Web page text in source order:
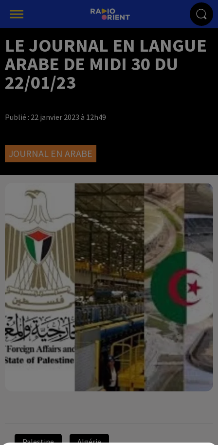
LE JOURNAL EN LANGUE
ARABE DE MIDI 30 DU
22/01/23
Publié : 22 janvier 2023 à 12h49
JOURNAL EN ARABE
Palestine Algérie